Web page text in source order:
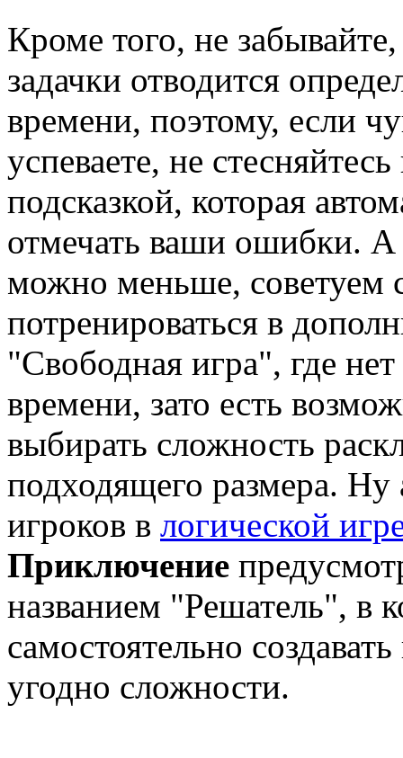
Кроме того, не
задачки отводится
времени, поэтому, если
успеваете, не стесняйтесь
подсказкой, которая
отмечать ваши ошибки.
можно меньше, советуем
потренироваться в
"Свободная игра", где
времени, зато есть
выбирать сложность
подходящего размера.
игроков в логической
Приключение
названием "Решатель", в
самостоятельно
угодно сложности.